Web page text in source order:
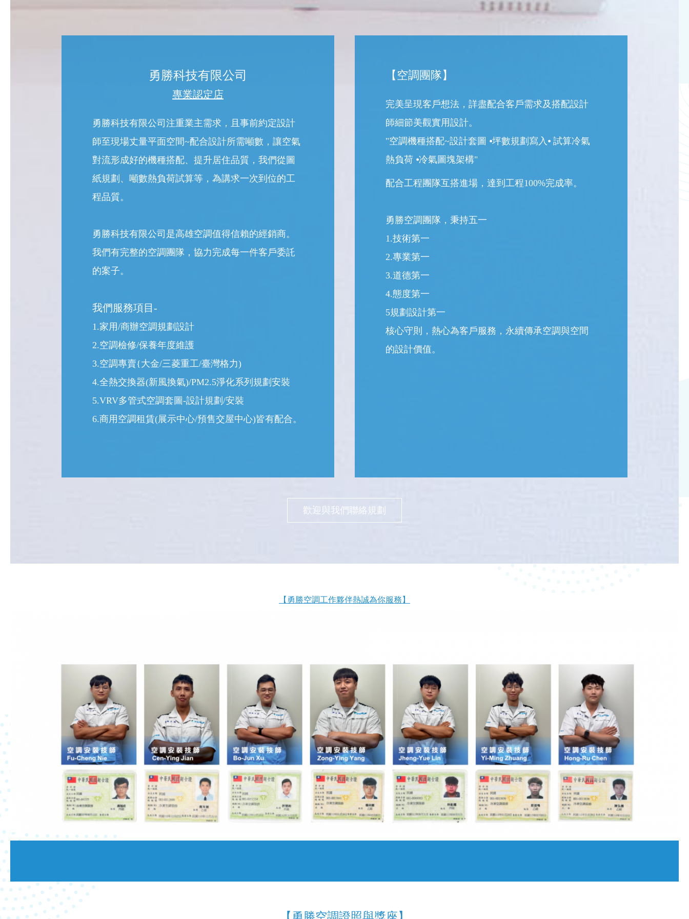
勇勝科技有限公司
專業認定店
勇勝科技有限公司注重業主需求，且事前約定設計
師至現場丈量平面空間~配合設計所需噸數，讓空氣
對流形成好的機種搭配、提升居住品質，我們從圖
紙規劃、噸數熱負荷試算等，為講求一次到位的工
程品質。
勇勝科技有限公司是高雄空調值得信賴的經銷商。
我們有完整的空調團隊，協力完成每一件客戶委託
的案子。
我們服務項目-
1.家用/商辦空調規劃設計
2.空調檢修/保養年度維護
3.空調專賣{大金/三菱重工/臺灣格力)
4.全熱交換器(新風換氣)/PM2.5淨化系列規劃安裝
5.VRV多管式空調套圖-設計規劃/安裝
6.商用空調租賃(展示中心/預售交屋中心)皆有配合。
【空調團隊】
完美呈現客戶想法，詳盡配合客戶需求及搭配設計
師細節美觀實用設計。
"空調機種搭配~設計套圖 ⦁坪數規劃寫入⦁ 試算冷氣
熱負荷 ⦁冷氣圖塊架構"
配合工程團隊互搭進場，達到工程100%完成率。
勇勝空調團隊，秉持五一
1.技術第一
2.專業第一
3.道德第一
4.態度第一
5規劃設計第一
核心守則，熱心為客戶服務，永續傳承空調與空間
的設計價值。
歡迎與我們聯絡規劃
【勇勝空調工作夥伴熱誠為你服務】